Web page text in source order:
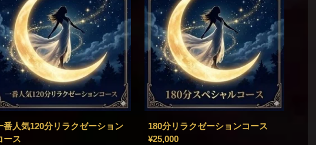
番人気120分リラクゼーション
ース
180分リラクゼーションコース
¥25,000